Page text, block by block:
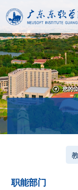
您的
职能部门